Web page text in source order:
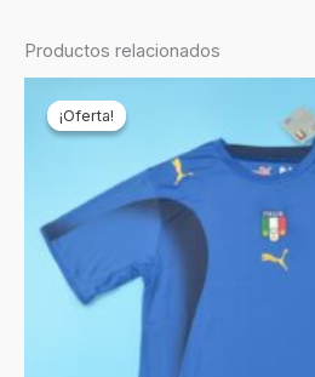
Productos relacionados
¡Oferta!
¡Oferta!
precio
original
€69,90.€24,90.